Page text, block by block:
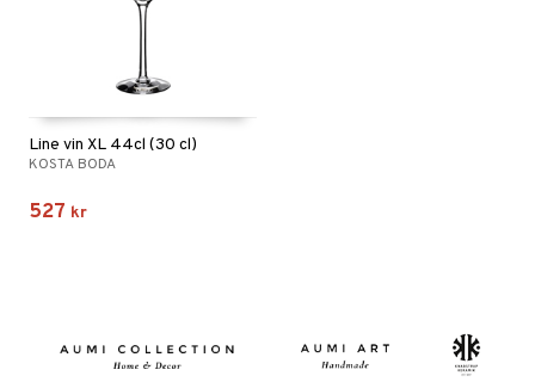
Line vin XL 44cl (30 cl)
KOSTA BODA
527 kr